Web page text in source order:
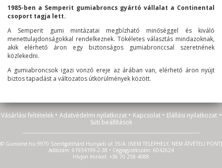
1985-ben a Semperit gumiabroncs gyártó vállalat a Continental
csoport tagja lett.
A Semperit gumi mintázatai megbízható minőséggel és kiváló
menettulajdonságokkal rendelkeznek. Tökéletes választás mindazoknak,
akik elérhető áron egy biztonságos gumiabronccsal szeretnének
közlekedni.
A gumiabroncsok igazi vonzó ereje az árában van, elérhető áron nyújt
biztos tapadást a változatos útkörülmények között.
Vásárlási feltételek • Adatvédelmi nyilatkozat • Kapcsolat • Elállási nyilatkozat •
Süti beállítások
© Gumione.hu 9970 Szentgotthárd Hunyadi út 35/A. (NEM TELEPHELY, NEM ÁTVÉTELI PONT)
Adószám: 61934199-2-38 • Cégjegyzékszám: 6042624
Hívjon minket: +36 70 258 4088